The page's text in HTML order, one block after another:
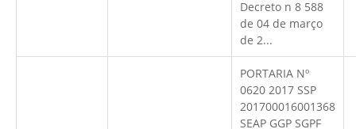
Decreto n 8 588
de 04 de março
de 2...
PORTARIA Nº
0620 2017 SSP
201700016001368
SEAP GGP SGPF